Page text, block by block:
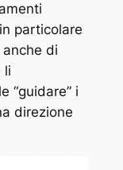
particolare
di
li
“guidare” i
direzione